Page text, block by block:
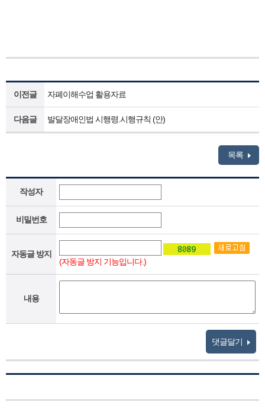
이전글 자폐이해수업 활용자료
다음글 발달장애인법 시행령.시행규칙 (안)
목록
작성자
비밀번호
자동글 방지
(자동글 방지 기능입니다.)
내용
댓글달기